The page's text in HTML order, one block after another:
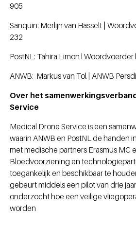
905
Sanquin: Merlijn van Hasselt |
232
PostNL: Tahira Limon l
ANWB: Markus van Tol | ANWB
Over het
Service
Medical Drone Service is een
waarin ANWB en PostNL de handen
met medische partners Erasmus MC
Bloedvoorziening en
toegankelijk en beschikbaar te
gebeurt middels een pilot van drie
onderzocht hoe een veilige
worden